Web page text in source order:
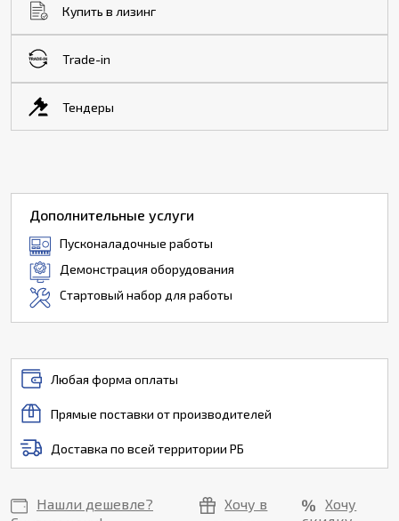
Купить в лизинг
Trade-in
Тендеры
Дополнительные услуги
Пусконаладочные работы
Демонстрация оборудования
Стартовый набор для работы
Любая форма оплаты
Прямые поставки от производителей
Доставка по всей территории РБ
Нашли дешевле?
Хочу в
Хочу